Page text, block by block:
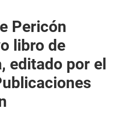
Pericón
libro de
editado por el